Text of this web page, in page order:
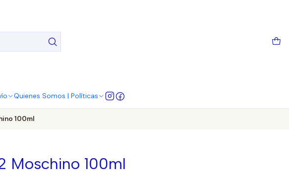
Quienes Somos | Políticas
100ml
Moschino 100ml